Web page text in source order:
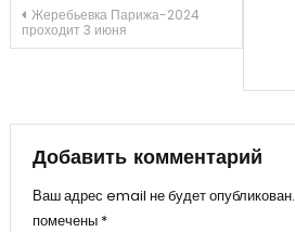
Навигация
записям
Жеребьевка Парижа-2024
проходит 3 июня
Добавить комментарий
Ваш адрес email не будет опубликован.
помечены *